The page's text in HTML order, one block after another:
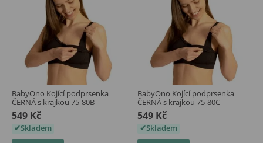
BabyOno Kojící podprsenka
ČERNÁ s krajkou 75-80B
549 Kč
Skladem
BabyOno Kojící podprsenka
ČERNÁ s krajkou 75-80C
549 Kč
Skladem